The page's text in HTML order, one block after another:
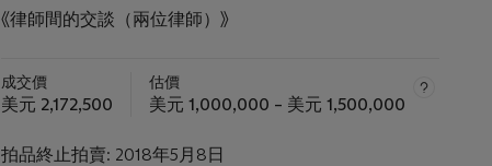
《律師間的交談（兩位律師）》
成交價
美元 2,172,500
估價
美元 1,000,000 – 美元 1,500,000
拍品終止拍賣: 2018年5月8日